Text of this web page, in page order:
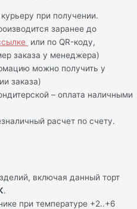
при получении.
заранее до
или по QR-коду,
заказа у менеджера)
можно получить у
заказа)
– оплата наличными
расчет по счету.
включая данный торт
.
при температуре +2..+6